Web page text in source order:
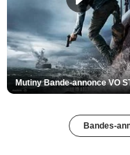
Mutiny Bande-annonce VO
Bandes-